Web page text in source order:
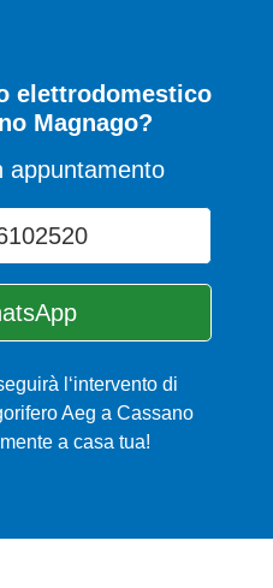
elettrodomestico
Magnago?
appuntamento
l‘intervento di
Aeg a Cassano
a casa tua!